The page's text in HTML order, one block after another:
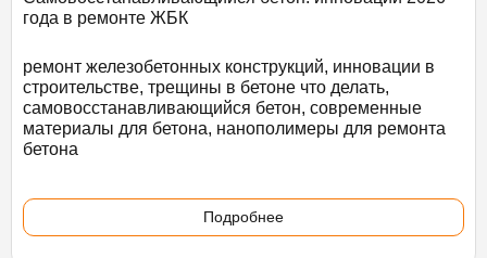
года в ремонте ЖБК
ремонт железобетонных конструкций, инновации в
строительстве, трещины в бетоне что делать,
самовосстанавливающийся бетон, современные
материалы для бетона, нанополимеры для ремонта
бетона
Подробнее